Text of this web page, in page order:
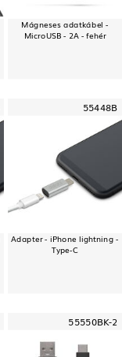
Mágneses adatkábel -
MicroUSB - 2A - fehér
55448B
Adapter - iPhone lightning -
Type-C
55550BK-2